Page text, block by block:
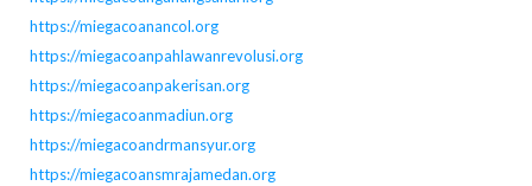
https://miegacoanancol.org
https://miegacoanpahlawanrevolusi.org
https://miegacoanpakerisan.org
https://miegacoanmadiun.org
https://miegacoandrmansyur.org
https://miegacoansmrajamedan.org